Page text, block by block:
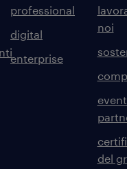
professional
digital
enterprise
noi
del